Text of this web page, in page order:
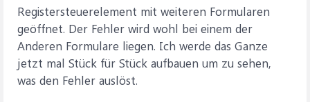
Registersteuerelement mit weiteren Formularen
geöffnet. Der Fehler wird wohl bei einem der
Anderen Formulare liegen. Ich werde das Ganze
jetzt mal Stück für Stück aufbauen um zu sehen,
was den Fehler auslöst.